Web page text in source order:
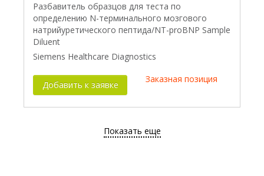
Разбавитель образцов для теста по
определению N-терминального мозгового
натрийуретического пептида/NT-proBNP Sample
Diluent
Siemens Healthcare Diagnostics
Добавить к заявке
Заказная позиция
Показать еще